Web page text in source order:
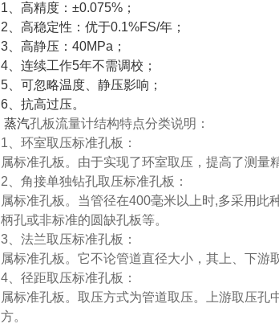
1、高精度：±0.075%；
2、高稳定性：优于0.1%FS/年；
3、高静压：40MPa；
4、连续工作5年不需调校；
5、可忽略温度、静压影响；
6、抗高过压。
蒸汽孔板流量计结构特点分类说明：
1、环室取压标准孔板：
属标准孔板。由于实现了环室取压，提高了测量
2、角接单独钻孔取压标准孔板：
属标准孔板。当管径在400毫米以上时,多采用
柄孔或非标准的圆缺孔板等。
3、法兰取压标准孔板：
属标准孔板。它不论管道直径大小，其上、下游
4、径距取压标准孔板：
属标准孔板。取压方式为管道取压。上游取压
方。